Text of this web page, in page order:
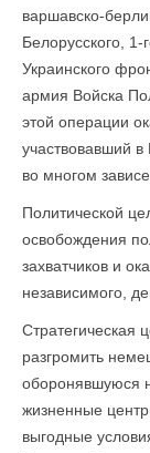
варшавско-
Белорусского, 1-
Украинского
армия Войска
этой операции
участвовавший
во многом
Политической
освобождения
захватчиков и
независимого,
Стратегическая
разгромить
оборонявшуюся
жизненные
выгодные